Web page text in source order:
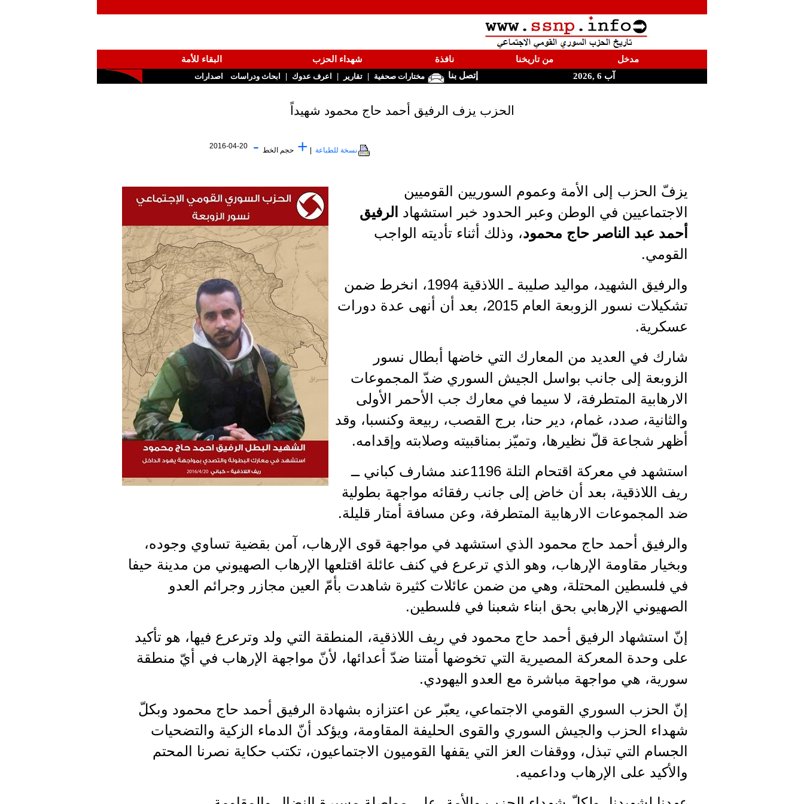
مدخل من تاريخنا نافذة شهداء الحزب
البقاء للأمة
آب 6 ,2026
إتصل بنا مختارات صحفية | تقارير | اعرف عدوك | ابحاث ودراسات اصدارات
الحزب يزف الرفيق أحمد حاج محمود شهيداً
نسخة للطباعة + حجم الخط -
2016-04-20
يزفّ الحزب إلى الأمة وعموم السوريين القوميين
الاجتماعيين في الوطن وعبر الحدود خبر استشهاد الرفيق
أحمد عبد الناصر حاج محمود، وذلك أثناء تأديته الواجب
القومي.
والرفيق الشهيد، مواليد صليبة ـ اللاذقية 1994، انخرط ضمن
تشكيلات نسور الزوبعة العام 2015، بعد أن أنهى عدة دورات
عسكرية.
شارك في العديد من المعارك التي خاضها أبطال نسور
الزوبعة إلى جانب بواسل الجيش السوري ضدّ المجموعات
الارهابية المتطرفة، لا سيما في معارك جب الأحمر الأولى
والثانية، صدد، غمام، دير حنا، برج القصب، ربيعة وكنسبا، وقد
أظهر شجاعة قلّ نظيرها، وتميّز بمناقبيته وصلابته وإقدامه.
استشهد في معركة اقتحام التلة 1196عند مشارف كباني ــ
ريف اللاذقية، بعد أن خاض إلى جانب رفقائه مواجهة بطولية
ضد المجموعات الارهابية المتطرفة، وعن مسافة أمتار قليلة.
والرفيق أحمد حاج محمود الذي استشهد في مواجهة قوى الإرهاب، آمن بقضية تساوي وجوده،
وبخيار مقاومة الإرهاب، وهو الذي ترعرع في كنف عائلة اقتلعها الإرهاب الصهيوني من مدينة حيفا
في فلسطين المحتلة، وهي من ضمن عائلات كثيرة شاهدت بأمّ العين مجازر وجرائم العدو
الصهيوني الإرهابي بحق ابناء شعبنا في فلسطين.
إنّ استشهاد الرفيق أحمد حاج محمود في ريف اللاذقية، المنطقة التي ولد وترعرع فيها، هو تأكيد
على وحدة المعركة المصيرية التي تخوضها أمتنا ضدّ أعدائها، لأنّ مواجهة الإرهاب في أيّ منطقة
سورية، هي مواجهة مباشرة مع العدو اليهودي.
إنّ الحزب السوري القومي الاجتماعي، يعبّر عن اعتزازه بشهادة الرفيق أحمد حاج محمود وبكلّ
شهداء الحزب والجيش السوري والقوى الحليفة المقاومة، ويؤكد أنّ الدماء الزكية والتضحيات
الجسام التي تبذل، ووقفات العز التي يقفها القوميون الاجتماعيون، تكتب حكاية نصرنا المحتم
والأكيد على الإرهاب وداعميه.